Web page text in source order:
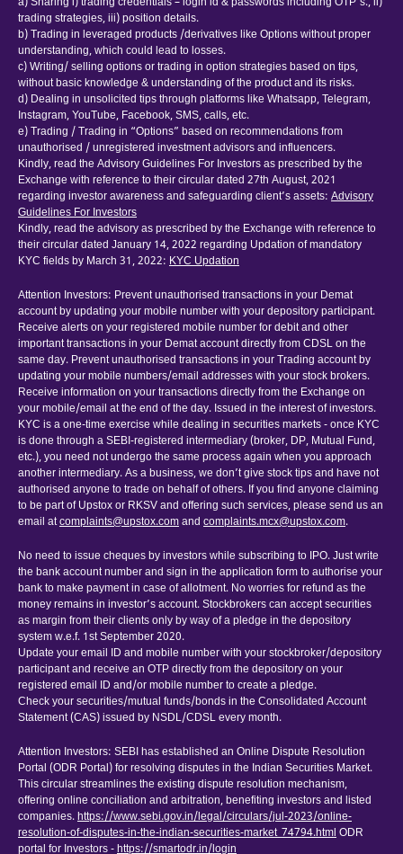
trading strategies, iii) position details.
b) Trading in leveraged products /derivatives like Options without proper
understanding, which could lead to losses.
c) Writing/ selling options or trading in option strategies based on tips,
without basic knowledge & understanding of the product and its risks.
d) Dealing in unsolicited tips through platforms like Whatsapp, Telegram,
Instagram, YouTube, Facebook, SMS, calls, etc.
e) Trading / Trading in “Options” based on recommendations from
unauthorised / unregistered investment advisors and influencers.
Kindly, read the Advisory Guidelines For Investors as prescribed by the
Exchange with reference to their circular dated 27th August, 2021
regarding investor awareness and safeguarding client’s assets: Advisory
Guidelines For Investors
Kindly, read the advisory as prescribed by the Exchange with reference to
their circular dated January 14, 2022 regarding Updation of mandatory
KYC fields by March 31, 2022: KYC Updation
Attention Investors: Prevent unauthorised transactions in your Demat
account by updating your mobile number with your depository participant.
Receive alerts on your registered mobile number for debit and other
important transactions in your Demat account directly from CDSL on the
same day. Prevent unauthorised transactions in your Trading account by
updating your mobile numbers/email addresses with your stock brokers.
Receive information on your transactions directly from the Exchange on
your mobile/email at the end of the day. Issued in the interest of investors.
KYC is a one-time exercise while dealing in securities markets - once KYC
is done through a SEBI-registered intermediary (broker, DP, Mutual Fund,
etc.), you need not undergo the same process again when you approach
another intermediary. As a business, we don’t give stock tips and have not
authorised anyone to trade on behalf of others. If you find anyone claiming
to be part of Upstox or RKSV and offering such services, please send us an
email atcomplaints@upstox.comand complaints.mcx@upstox.com.
No need to issue cheques by investors while subscribing to IPO. Just write
the bank account number and sign in the application form to authorise your
bank to make payment in case of allotment. No worries for refund as the
money remains in investor’s account. Stockbrokers can accept securities
as margin from their clients only by way of a pledge in the depository
system w.e.f. 1st September 2020.
Update your email ID and mobile number with your stockbroker/depository
participant and receive an OTP directly from the depository on your
registered email ID and/or mobile number to create a pledge.
Check your securities/mutual funds/bonds in the Consolidated Account
Statement (CAS) issued by NSDL/CDSL every month.
Attention Investors: SEBI has established an Online Dispute Resolution
Portal (ODR Portal) for resolving disputes in the Indian Securities Market.
This circular streamlines the existing dispute resolution mechanism,
offering online conciliation and arbitration, benefiting investors and listed
companies.https://www.sebi.gov.in/legal/circulars/jul-2023/online-
resolution-of-disputes-in-the-indian-securities-market_74794.html ODR
portal for Investors -https://smartodr.in/login